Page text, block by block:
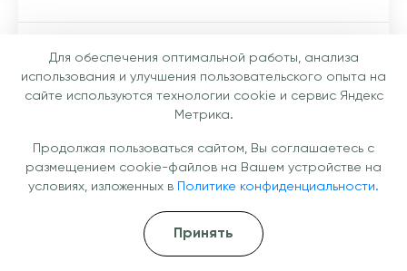
Для особых клиентов предусмотрены
просторные VIP - палаты, высокий уровень
сервиса и максимально комфортные условия
лечения в клинике
Для обеспечения оптимальной работы, анализа
использования и улучшения пользовательского опыта на
сайте используются технологии cookie и сервис Яндекс
Метрика.
Продолжая пользоваться сайтом, Вы соглашаетесь с
размещением cookie-файлов на Вашем устройстве на
условиях, изложенных в
Политике конфиденциальности.
Принять